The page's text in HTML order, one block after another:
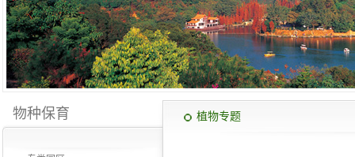
植物专题
物种保育